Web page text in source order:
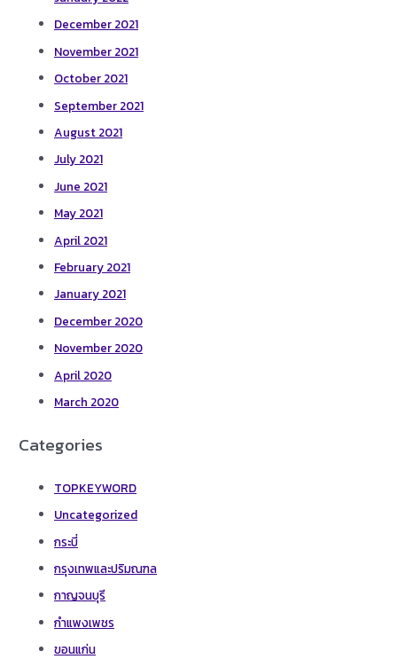
December 2021
November 2021
October 2021
September 2021
August 2021
July 2021
June 2021
May 2021
April 2021
February 2021
January 2021
December 2020
November 2020
April 2020
March 2020
Categories
TOPKEYWORD
Uncategorized
กระบี่
กรุงเทพและปริมณฑล
กาญจนบุรี
กำแพงเพชร
ขอนแก่น